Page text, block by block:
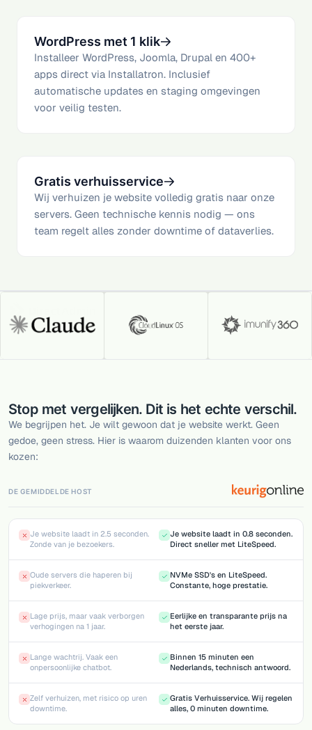
WordPress met 1 klik
Installeer WordPress, Joomla, Drupal en 400+
apps direct via Installatron. Inclusief
automatische updates en staging omgevingen
voor veilig testen.
Gratis verhuisservice
Wij verhuizen je website volledig gratis naar onze
servers. Geen technische kennis nodig — ons
team regelt alles zonder downtime of dataverlies.
Stop met vergelijken. Dit is het echte verschil.
We begrijpen het. Je wilt gewoon dat je website werkt. Geen
gedoe, geen stress. Hier is waarom duizenden klanten voor ons
kozen:
DE GEMIDDELDE HOST
Je website laadt in 2.5 seconden.
Zonde van je bezoekers.
Je website laadt in 0.8 seconden.
Direct sneller met LiteSpeed.
Oude servers die haperen bij
piekverkeer.
NVMe SSD's en LiteSpeed.
Constante, hoge prestatie.
Lage prijs, maar vaak verborgen
verhogingen na 1 jaar.
Eerlijke en transparante prijs na
het eerste jaar.
Lange wachtrij. Vaak een
onpersoonlijke chatbot.
Binnen 15 minuten een
Nederlands, technisch antwoord.
Zelf verhuizen, met risico op uren
downtime.
Gratis Verhuisservice. Wij regelen
alles, 0 minuten downtime.